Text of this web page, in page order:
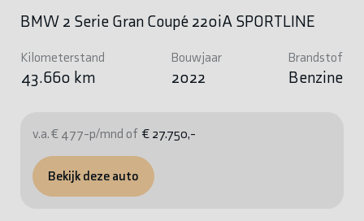
BMW 2 Serie Gran Coupé 220iA SPORTLINE
Kilometerstand
43.660 km
Bouwjaar
2022
Brandstof
Benzine
v.a. € 477-p/mnd of € 27.750,-
Bekijk deze auto